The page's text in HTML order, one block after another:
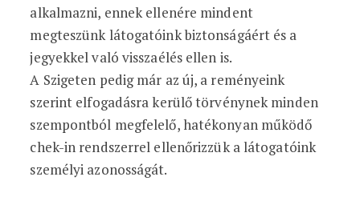
alkalmazni, ennek ellenére mindent
megteszünk látogatóink biztonságáért és a
jegyekkel való visszaélés ellen is.
A Szigeten pedig már az új, a reményeink
szerint elfogadásra kerülő törvénynek minden
szempontból megfelelő, hatékonyan működő
chek-in rendszerrel ellenőrizzük a látogatóink
személyi azonosságát.